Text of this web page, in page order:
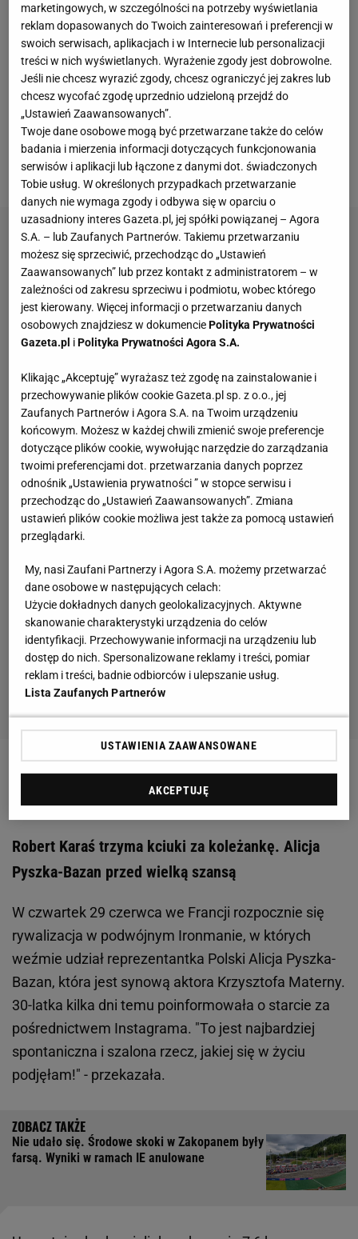
10-krotnym Ironmanem w Brazylii z udziałem
Roberta Karasia. Polak wygrał zmagania i na
zawodach pobił rekord świata, choć podczas samej
rywalizacji zmagał się z problemami zdrowotnymi i
był bliski wycofania się. Ostatecznie jest on nowym
rekordzistą świata z czasem 164 godzin 14 minut i 2
sekundy. Terazpolskitriathlon znów staje przed
szansą na osiągnięcie czegoś wielkiego.
Zobacz wideoHitowa walka Pudziana?! Jest szansa
na rewanż ze Szpilką?
Robert Karaś trzyma kciuki za koleżankę. Alicja
Pyszka-Bazan przed wielką szansą
W czwartek 29 czerwca we Francji rozpocznie się
rywalizacja w podwójnym Ironmanie, w których
weźmie udział reprezentantka Polski Alicja Pyszka-
Bazan, która jest synową aktora Krzysztofa Materny.
30-latka kilka dni temu poinformowała o starcie za
pośrednictwem Instagrama. "To jest najbardziej
spontaniczna i szalona rzecz, jakiej się w życiu
podjęłam!" - przekazała.
Nie udało się. Środowe skoki w Zakopanem były
farsą. Wyniki w ramach IE anulowane
marketingowych, w szczególności na potrzeby wyświetlania
reklam dopasowanych do Twoich zainteresowań i preferencji w
swoich serwisach, aplikacjach i w Internecie lub personalizacji
treści w nich wyświetlanych. Wyrażenie zgody jest dobrowolne.
Jeśli nie chcesz wyrazić zgody, chcesz ograniczyć jej zakres lub
chcesz wycofać zgodę uprzednio udzieloną przejdź do
„Ustawień Zaawansowanych”.
Twoje dane osobowe mogą być przetwarzane także do celów
badania i mierzenia informacji dotyczących funkcjonowania
serwisów i aplikacji lub łączone z danymi dot. świadczonych
Tobie usług. W określonych przypadkach przetwarzanie
danych nie wymaga zgody i odbywa się w oparciu o
uzasadniony interes Gazeta.pl, jej spółki powiązanej – Agora
S.A. – lub Zaufanych Partnerów. Takiemu przetwarzaniu
możesz się sprzeciwić, przechodząc do „Ustawień
Zaawansowanych” lub przez kontakt z administratorem – w
zależności od zakresu sprzeciwu i podmiotu, wobec którego
jest kierowany. Więcej informacji o przetwarzaniu danych
osobowych znajdziesz w dokumenciePolityka Prywatności
Gazeta.pl iPolityka Prywatności Agora S.A.
Klikając „Akceptuję” wyrażasz też zgodę na zainstalowanie i
przechowywanie plików cookie Gazeta.pl sp. z o.o., jej
Zaufanych Partnerów i Agora S.A. na Twoim urządzeniu
końcowym. Możesz w każdej chwili zmienić swoje preferencje
dotyczące plików cookie, wywołując narzędzie do zarządzania
twoimi preferencjami dot. przetwarzania danych poprzez
odnośnik „Ustawienia prywatności ” w stopce serwisu i
przechodząc do „Ustawień Zaawansowanych”. Zmiana
ustawień plików cookie możliwa jest także za pomocą ustawień
przeglądarki.
My, nasi Zaufani Partnerzy i Agora S.A. możemy przetwarzać
dane osobowe w następujących celach:
Użycie dokładnych danych geolokalizacyjnych. Aktywne
skanowanie charakterystyki urządzenia do celów
identyfikacji. Przechowywanie informacji na urządzeniu lub
dostęp do nich. Spersonalizowane reklamy i treści, pomiar
reklam i treści, badnie odbiorców i ulepszanie usług.
Lista Zaufanych Partnerów
USTAWIENIA ZAAWANSOWANE
AKCEPTUJĘ